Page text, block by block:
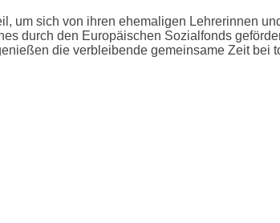
um sich von ihren ehemaligen Lehrerinnen
durch den Europäischen Sozialfonds
die verbleibende gemeinsame Zeit bei